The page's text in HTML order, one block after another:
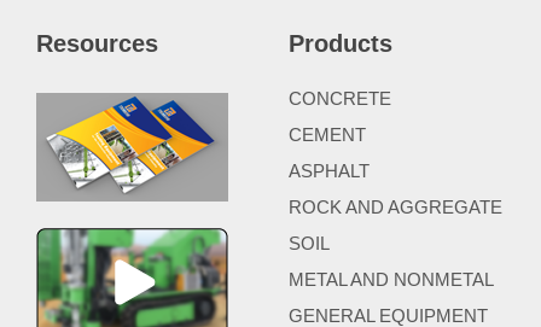
Resources Products
CONCRETE
CEMENT
ASPHALT
ROCK AND AGGREGATE
SOIL
METAL AND NONMETAL
GENERAL EQUIPMENT